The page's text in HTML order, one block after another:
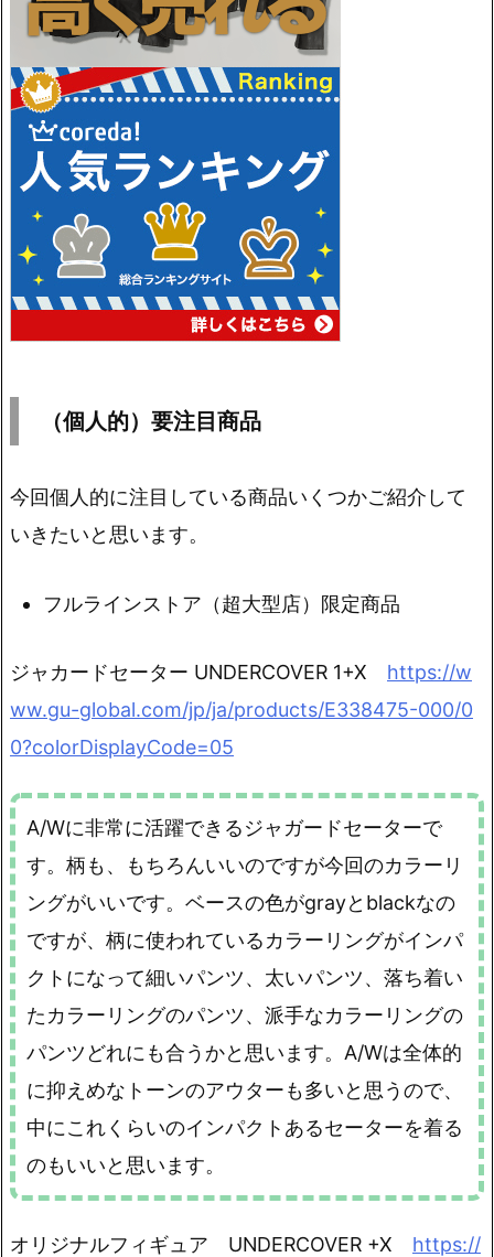
（個人的）要注目商品
今回個人的に注目している商品いくつかご紹介して
いきたいと思います。
フルラインストア（超大型店）限定商品
ジャカードセーター UNDERCOVER 1+X
https://w
ww.gu-global.com/jp/ja/products/E338475-000/0
0?colorDisplayCode=05
A/Wに非常に活躍できるジャガードセーターで
す。柄も、もちろんいいのですが今回のカラーリ
ングがいいです。ベースの色がgrayとblackなの
ですが、柄に使われているカラーリングがインパ
クトになって細いパンツ、太いパンツ、落ち着い
たカラーリングのパンツ、派手なカラーリングの
パンツどれにも合うかと思います。A/Wは全体的
に抑えめなトーンのアウターも多いと思うので、
中にこれくらいのインパクトあるセーターを着る
のもいいと思います。
オリジナルフィギュア UNDERCOVER +X
https://